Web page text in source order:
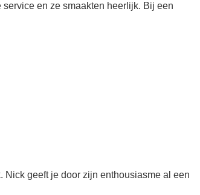
en ze smaakten heerlijk. Bij een
geeft je door zijn enthousiasme al een